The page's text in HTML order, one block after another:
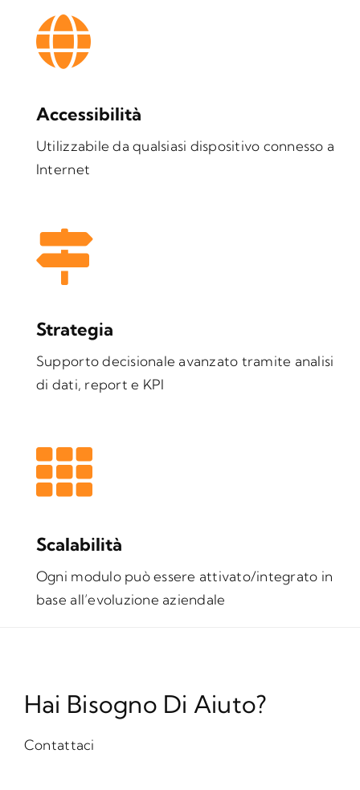
Accessibilità
Utilizzabile da qualsiasi dispositivo connesso a
Internet
Strategia
Supporto decisionale avanzato tramite analisi
di dati, report e KPI
Scalabilità
Ogni modulo può essere attivato/integrato in
base all’evoluzione aziendale
Hai Bisogno Di Aiuto?
Contattaci